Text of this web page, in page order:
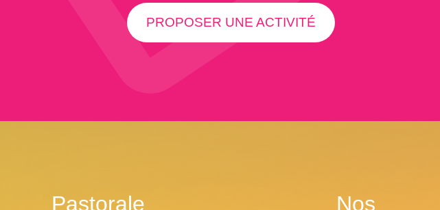
PROPOSER UNE ACTIVITÉ
Pastorale
Nos